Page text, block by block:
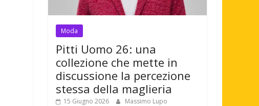
Moda
Pitti Uomo 26: una
collezione che mette in
discussione la percezione
stessa della maglieria
15 Giugno 2026 Massimo Lupo